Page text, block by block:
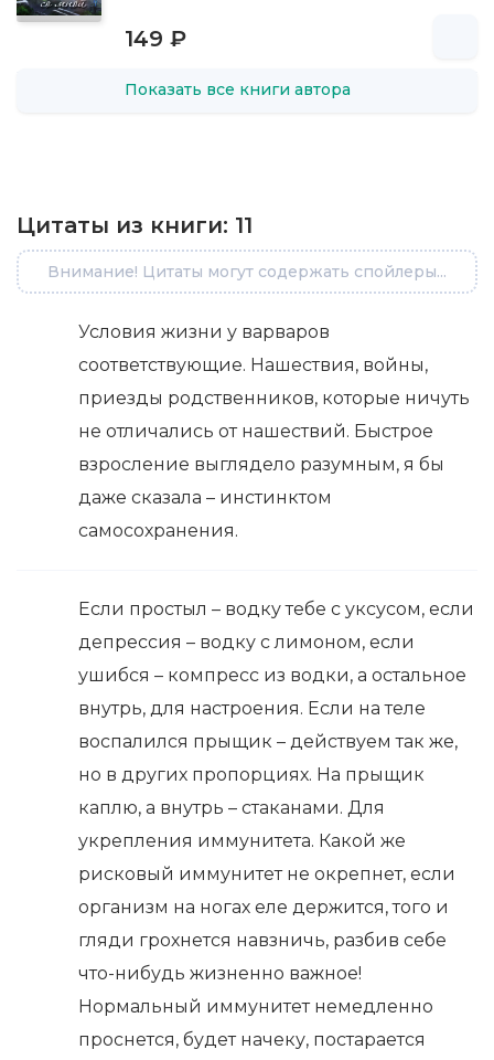
149 ₽
Показать все книги автора
Цитаты из книги: 11
Внимание! Цитаты могут содержать спойлеры...
Условия жизни у варваров
соответствующие. Нашествия, войны,
приезды родственников, которые ничуть
не отличались от нашествий. Быстрое
взросление выглядело разумным, я бы
даже сказала – инстинктом
самосохранения.
Если простыл – водку тебе с уксусом, если
депрессия – водку с лимоном, если
ушибся – компресс из водки, а остальное
внутрь, для настроения. Если на теле
воспалился прыщик – действуем так же,
но в других пропорциях. На прыщик
каплю, а внутрь – стаканами. Для
укрепления иммунитета. Какой же
рисковый иммунитет не окрепнет, если
организм на ногах еле держится, того и
гляди грохнется навзничь, разбив себе
что-нибудь жизненно важное!
Нормальный иммунитет немедленно
проснется, будет начеку, постарается